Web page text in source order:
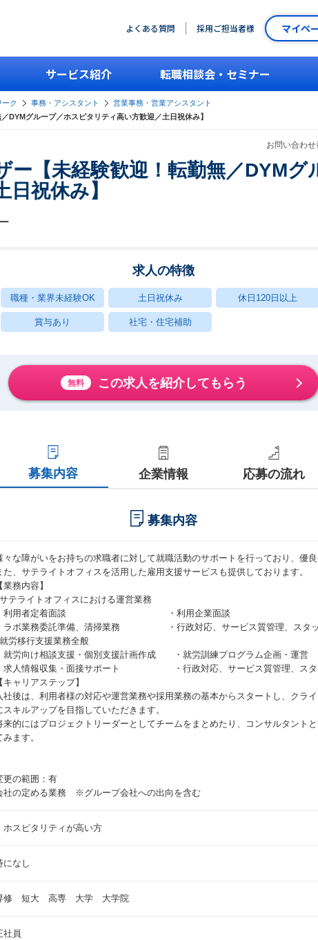
よくある質問 採用ご担当者様 マイペ
サービス紹介 転職相談会・セミナー
ク 事務・アシスタント
営業事務・営業アシスタント
DYMグループ／ホスピタリティ高い方歓迎／土日祝休み】
お問い合わ
ー【未経験歓迎！転勤無／DYM
祝休み】
求人の特徴
職種・業界未経験OK 土日祝休み 休日120日以上
賞与あり 社宅・住宅補助
無料 この求人を紹介してもらう
募集内容 企業情報 応募の流れ
募集内容
々な障がいをお持ちの求職者に対して就職活動のサポートを行っており、優
た、サテライトオフィスを活用した雇用支援サービスも提供しております。
【業務内容】
テライトオフィスにおける運営業務
利用者定着面談 ・利用企業面談
ラボ業務委託準備、清掃業務 ・行政対応、サービス質管理、スタッ
労移行支援業務全般
就労向け相談支援・個別支援計画作成 ・就労訓練プログラム企画・運営
求人情報収集・面接サポート ・行政対応、サービス質管理、スタ
【キャリアステップ】
社後は、利用者様の対応や運営業務や採用業務の基本からスタートし、クラ
スキルアップを目指していただきます。
来的にはプロジェクトリーダーとしてチームをまとめたり、コンサルタント
みます。
更の範囲：有
社の定める業務 ※グループ会社への出向を含む
ホスピタリティが高い方
になし
修 短大 高専 大学 大学院
社員